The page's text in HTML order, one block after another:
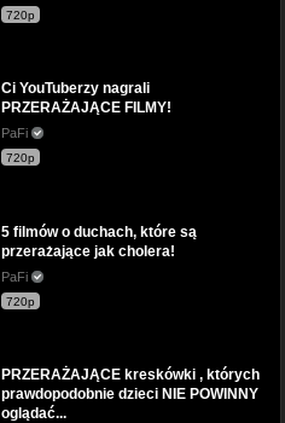
720p
Ci YouTuberzy nagrali
PRZERAŻAJĄCE FILMY!
PaFi
720p
5 filmów o duchach, które są
przerażające jak cholera!
PaFi
720p
PRZERAŻAJĄCE kreskówki , których
prawdopodobnie dzieci NIE POWINNY
oglądać...